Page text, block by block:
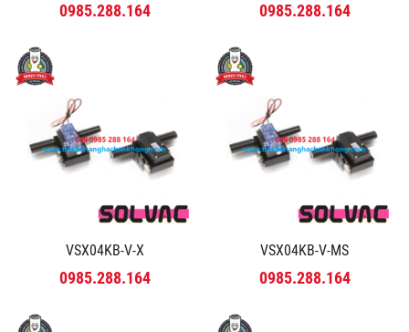
0985.288.164 0985.288.164
VSX04KB-V-X
0985.288.164
VSX04KB-V-MS
0985.288.164